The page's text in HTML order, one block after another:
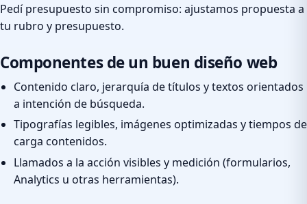
Pedí presupuesto sin compromiso: ajustamos propuesta a
tu rubro y presupuesto.
Componentes de un buen diseño web
Contenido claro, jerarquía de títulos y textos orientados
a intención de búsqueda.
Tipografías legibles, imágenes optimizadas y tiempos de
carga contenidos.
Llamados a la acción visibles y medición (formularios,
Analytics u otras herramientas).